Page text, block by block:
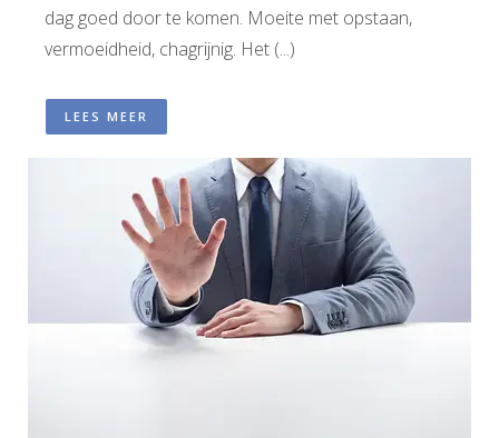
dag goed door te komen. Moeite met opstaan,
vermoeidheid, chagrijnig. Het (...)
LEES MEER